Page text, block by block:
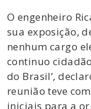
O engenheiro
sua exposição,
nenhum cargo
continuo
do Brasil’,
reunião teve
iniciais para a